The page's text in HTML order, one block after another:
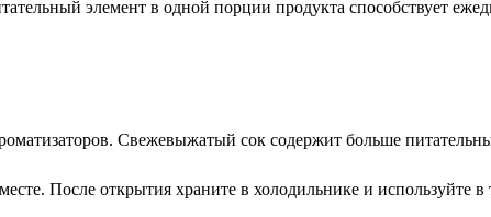
элемент в одной порции продукта способствует
Свежевыжатый сок содержит больше
После открытия храните в холодильнике и используйте в